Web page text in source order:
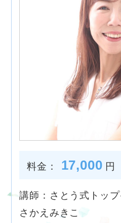
料金： 17,000 円
講師：さとう式トッ
さかえみきこ